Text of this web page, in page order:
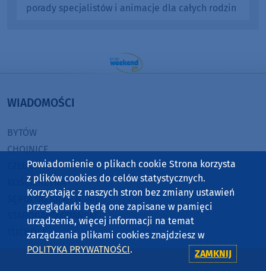
porady specjalistów i animacje dla całych rodzin
WIADOMOŚCI
BYTÓW
CHOJNICE
CZŁUCHÓW
KOŚCIERZYNA
SĘPÓLNO KRAJEŃSKIE
STAROGARD GDAŃSKI
TUCHOLA
Powiadomienie o plikach cookie Strona korzysta
z plików cookies do celów statystycznych.
Korzystając z naszych stron bez zmiany ustawień
przeglądarki będą one zapisane w pamięci
urządzenia, więcej informacji na temat
zarządzania plikami cookies znajdziesz w
POLITYKA PRYWATNOŚCI. ZAMKNIJ